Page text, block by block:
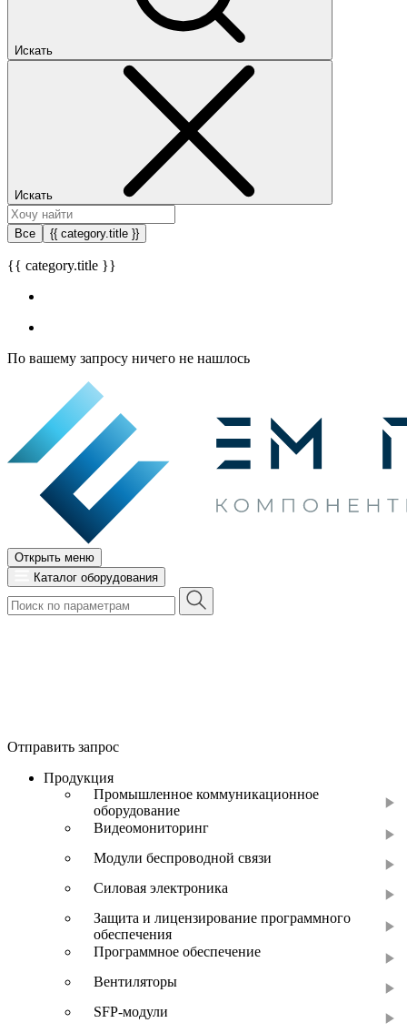
Искать
Искать
Все {{ category.title }}
{{ category.title }}
По вашему запросу ничего не нашлось
Открыть меню
Каталог оборудования
Отправить запрос
Продукция
Промышленное коммуникационное
оборудование
Видеомониторинг
Модули беспроводной связи
Силовая электроника
Защита и лицензирование программного
обеспечения
Программное обеспечение
Вентиляторы
SFP-модули